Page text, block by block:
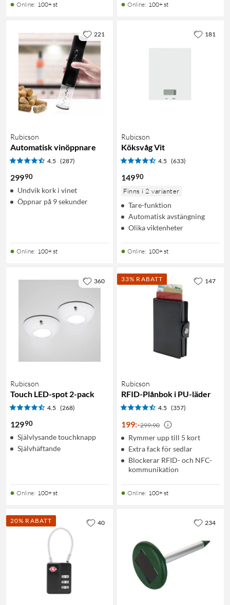
Online: 100+ st Online: 100+ st
Rubicson
Automatisk vinöppnare
4.5 (287)
29990
Undvik kork i vinet
Öppnar på 9 sekunder
Online: 100+ st
221
Rubicson
Köksvåg Vit
4.5 (633)
14990
Finns i 2 varianter
Tare-funktion
Automatisk avstängning
Olika viktenheter
Online: 100+ st
181
Rubicson
Touch LED-spot 2-pack
4.5 (268)
12990
Självlysande touchknapp
Självhäftande
Online: 100+ st
360 33% RABATT
Rubicson
RFID-Plånbok i PU-läder
4.5 (357)
199:-299:90
Rymmer upp till 5 kort
Extra fack för sedlar
Blockerar RFID- och NFC-
kommunikation
Online: 100+ st
147
20% RABATT 40 234